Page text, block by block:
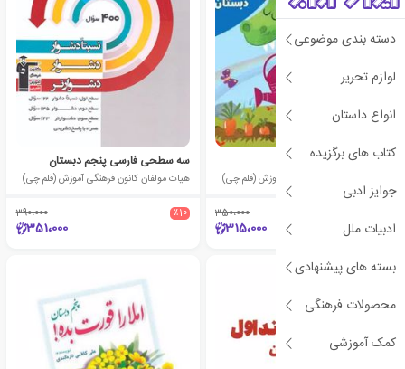
دسته بندی موضوعی
لوازم تحریر
انواع داستان
کتاب های برگزیده
جوایز ادبی
ادبیات ملل
بسته های پیشنهادی
محصولات فرهنگی
کمک آموزشی
آبی علوم پنجم دبستان
هیات مولفان کانون فرهنگی آموزش (قلم چی)
350،000
315،000
سه سطحی فارسی پنجم دبستان
هیات مولفان کانون فرهنگی آموزش (قلم چی)
٪10 390،000
351،000